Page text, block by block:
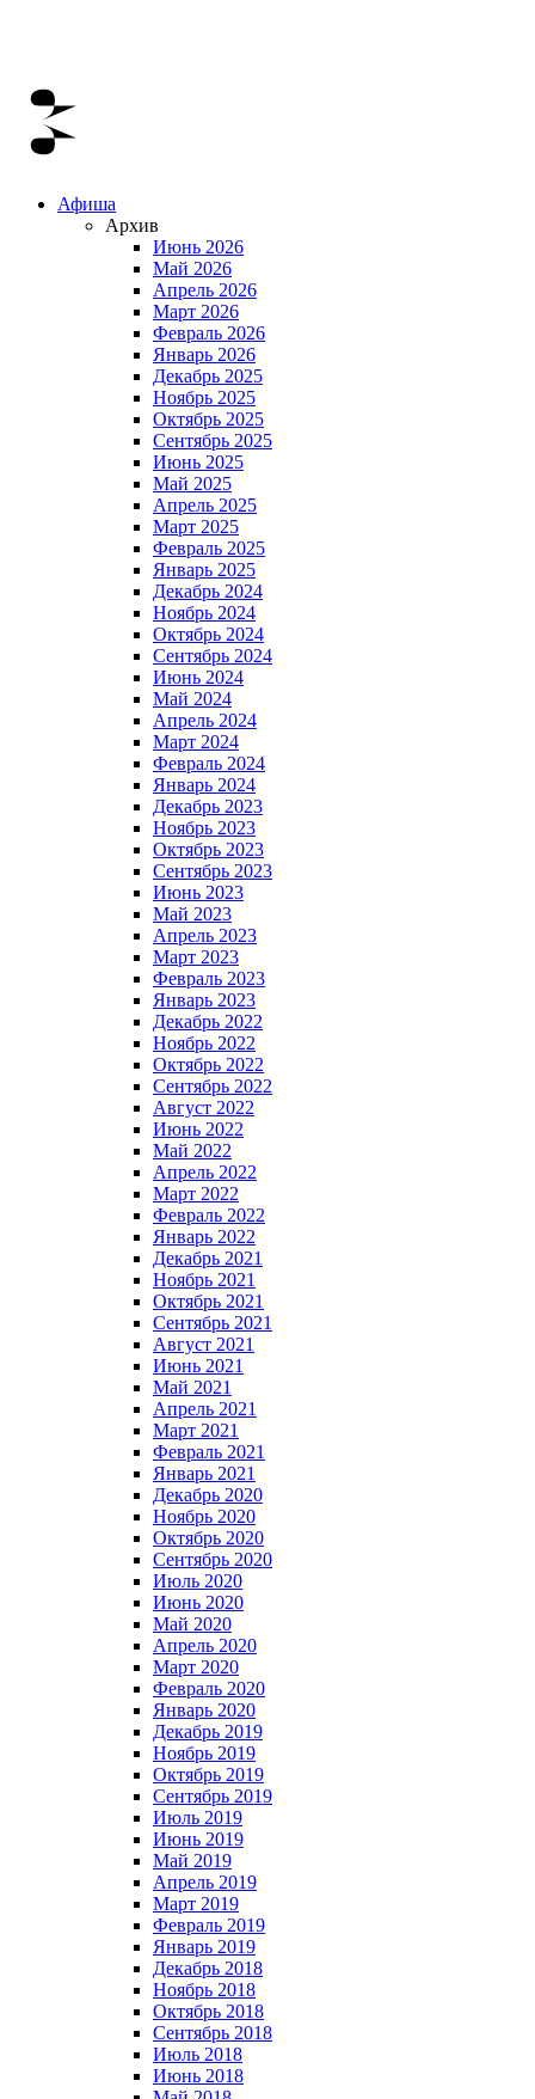
Афиша
Архив
Июнь 2026
Май 2026
Апрель 2026
Март 2026
Февраль 2026
Январь 2026
Декабрь 2025
Ноябрь 2025
Октябрь 2025
Сентябрь 2025
Июнь 2025
Май 2025
Апрель 2025
Март 2025
Февраль 2025
Январь 2025
Декабрь 2024
Ноябрь 2024
Октябрь 2024
Сентябрь 2024
Июнь 2024
Май 2024
Апрель 2024
Март 2024
Февраль 2024
Январь 2024
Декабрь 2023
Ноябрь 2023
Октябрь 2023
Сентябрь 2023
Июнь 2023
Май 2023
Апрель 2023
Март 2023
Февраль 2023
Январь 2023
Декабрь 2022
Ноябрь 2022
Октябрь 2022
Сентябрь 2022
Август 2022
Июнь 2022
Май 2022
Апрель 2022
Март 2022
Февраль 2022
Январь 2022
Декабрь 2021
Ноябрь 2021
Октябрь 2021
Сентябрь 2021
Август 2021
Июнь 2021
Май 2021
Апрель 2021
Март 2021
Февраль 2021
Январь 2021
Декабрь 2020
Ноябрь 2020
Октябрь 2020
Сентябрь 2020
Июль 2020
Июнь 2020
Май 2020
Апрель 2020
Март 2020
Февраль 2020
Январь 2020
Декабрь 2019
Ноябрь 2019
Октябрь 2019
Сентябрь 2019
Июль 2019
Июнь 2019
Май 2019
Апрель 2019
Март 2019
Февраль 2019
Январь 2019
Декабрь 2018
Ноябрь 2018
Октябрь 2018
Сентябрь 2018
Июль 2018
Июнь 2018